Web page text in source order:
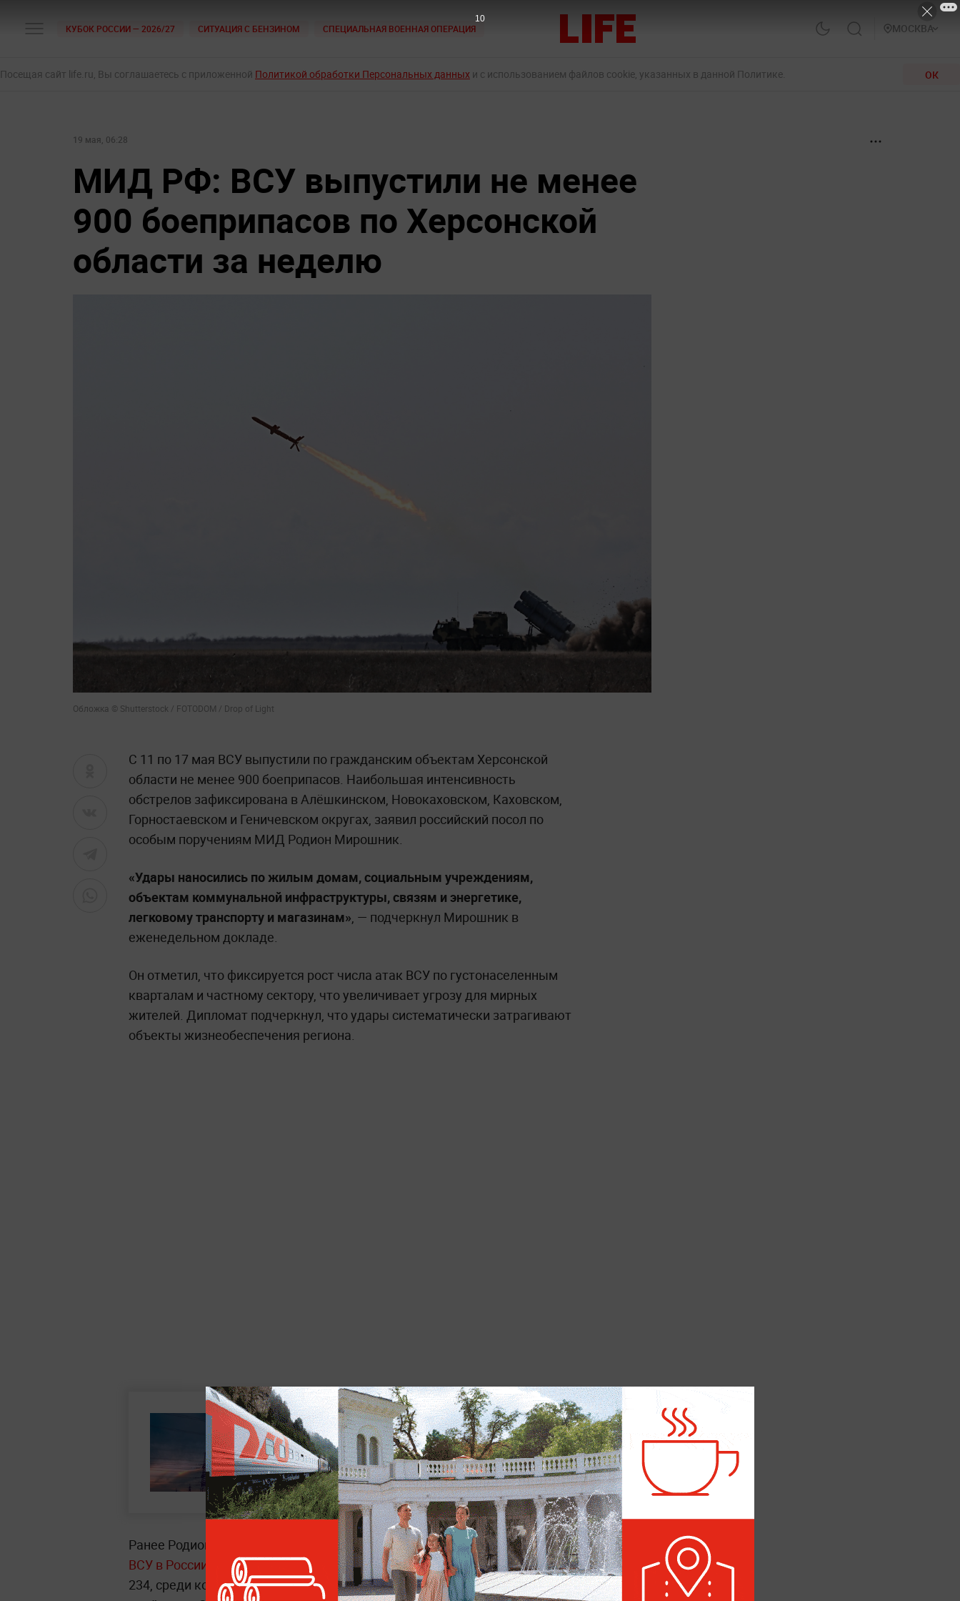
КУБОК РОССИИ — 2026/27 СИТУАЦИЯ С БЕНЗИНОМ СПЕЦИАЛЬНАЯ ВОЕННАЯ ОПЕРАЦИЯ МОСКВА
Посещая сайт life.ru, Вы соглашаетесь с приложенной Политикой обработки Персональных данных и с использованием файлов cookie, указанных в данной Политике. ОК
19 мая, 06:28
МИД РФ: ВСУ выпустили не менее
900 боеприпасов по Херсонской
области за неделю
Обложка © Shutterstock / FOTODOM / Drop of Light
С 11 по 17 мая ВСУ выпустили по гражданским объектам Херсонской
области не менее 900 боеприпасов. Наибольшая интенсивность
обстрелов зафиксирована в Алёшкинском, Новокаховском, Каховском,
Горностаевском и Геничевском округах, заявил российский посол по
особым поручениям МИД Родион Мирошник.
«Удары наносились по жилым домам, социальным учреждениям,
объектам коммунальной инфраструктуры, связям и энергетике,
легковому транспорту и магазинам», — подчеркнул Мирошник в
еженедельном докладе.
Он отметил, что фиксируется рост числа атак ВСУ по густонаселенным
кварталам и частному сектору, что увеличивает угрозу для мирных
жителей. Дипломат подчеркнул, что удары систематически затрагивают
объекты жизнеобеспечения региона.
В Херсонской области
девять округов остались
без света
Ранее Родион Мирошник заявил, чтоза последнюю неделю из-за атак
ВСУ в России погибли 30 мирных жителей. При этот ранения получили
234, среди которых 18 несовершеннолетних. Украина выпустила за семь
9